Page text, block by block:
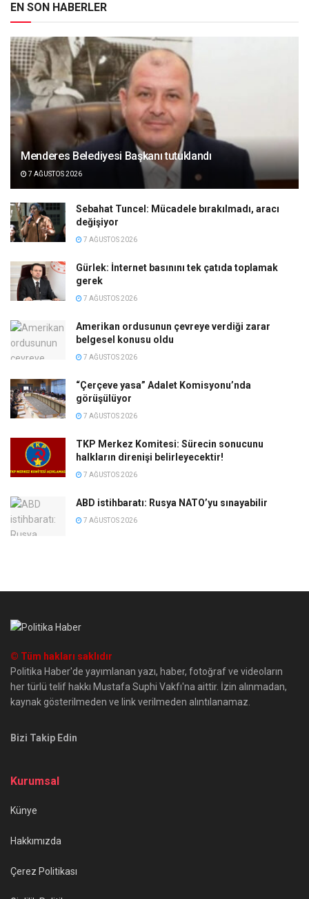
EN SON HABERLER
Menderes Belediyesi Başkanı tutuklandı
7 AĞUSTOS 2026
Sebahat Tuncel: Mücadele bırakılmadı, aracı
değişiyor
7 AĞUSTOS 2026
Gürlek: İnternet basınını tek çatıda toplamak
gerek
7 AĞUSTOS 2026
Amerikan ordusunun çevreye verdiği zarar
belgesel konusu oldu
7 AĞUSTOS 2026
“Çerçeve yasa” Adalet Komisyonu’nda
görüşülüyor
7 AĞUSTOS 2026
TKP Merkez Komitesi: Sürecin sonucunu
halkların direnişi belirleyecektir!
7 AĞUSTOS 2026
ABD istihbaratı: Rusya NATO’yu sınayabilir
7 AĞUSTOS 2026
© Tüm hakları saklıdır
Politika Haber'de yayımlanan yazı, haber, fotoğraf ve videoların
her türlü telif hakkı Mustafa Suphi Vakfı'na aittir. İzin alınmadan,
kaynak gösterilmeden ve link verilmeden alıntılanamaz.
Bizi Takip Edin
Kurumsal
Künye
Hakkımızda
Çerez Politikası